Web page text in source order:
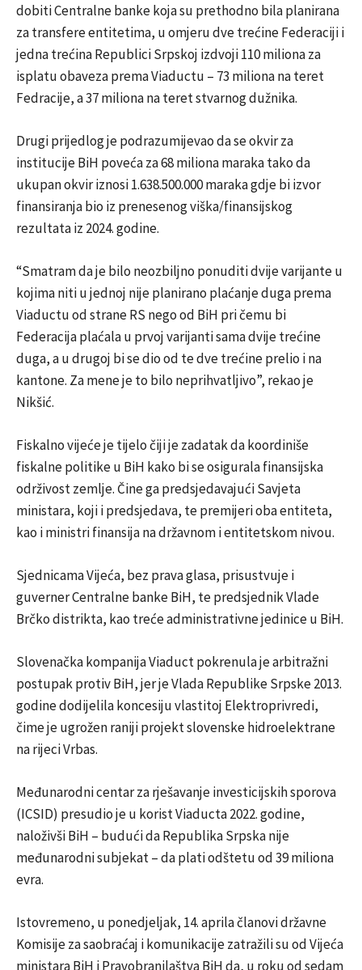
dobiti Centralne banke koja su prethodno bila planirana
za transfere entitetima, u omjeru dve trećine Federaciji i
jedna trećina Republici Srpskoj izdvoji 110 miliona za
isplatu obaveza prema Viaductu – 73 miliona na teret
Fedracije, a 37 miliona na teret stvarnog dužnika.
Drugi prijedlog je podrazumijevao da se okvir za
institucije BiH poveća za 68 miliona maraka tako da
ukupan okvir iznosi 1.638.500.000 maraka gdje bi izvor
finansiranja bio iz prenesenog viška/finansijskog
rezultata iz 2024. godine.
“Smatram da je bilo neozbiljno ponuditi dvije varijante u
kojima niti u jednoj nije planirano plaćanje duga prema
Viaductu od strane RS nego od BiH pri čemu bi
Federacija plaćala u prvoj varijanti sama dvije trećine
duga, a u drugoj bi se dio od te dve trećine prelio i na
kantone. Za mene je to bilo neprihvatljivo”, rekao je
Nikšić.
Fiskalno vijeće je tijelo čiji je zadatak da koordiniše
fiskalne politike u BiH kako bi se osigurala finansijska
održivost zemlje. Čine ga predsjedavajući Savjeta
ministara, koji i predsjedava, te premijeri oba entiteta,
kao i ministri finansija na državnom i entitetskom nivou.
Sjednicama Vijeća, bez prava glasa, prisustvuje i
guverner Centralne banke BiH, te predsjednik Vlade
Brčko distrikta, kao treće administrativne jedinice u BiH.
Slovenačka kompanija Viaduct pokrenula je arbitražni
postupak protiv BiH, jer je Vlada Republike Srpske 2013.
godine dodijelila koncesiju vlastitoj Elektroprivredi,
čime je ugrožen raniji projekt slovenske hidroelektrane
na rijeci Vrbas.
Međunarodni centar za rješavanje investicijskih sporova
(ICSID) presudio je u korist Viaducta 2022. godine,
naloživši BiH – budući da Republika Srpska nije
međunarodni subjekat – da plati odštetu od 39 miliona
evra.
Istovremeno, u ponedjeljak, 14. aprila članovi državne
Komisije za saobraćaj i komunikacije zatražili su od Vijeća
ministara BiH i Pravobranilaštva BiH da, u roku od sedam